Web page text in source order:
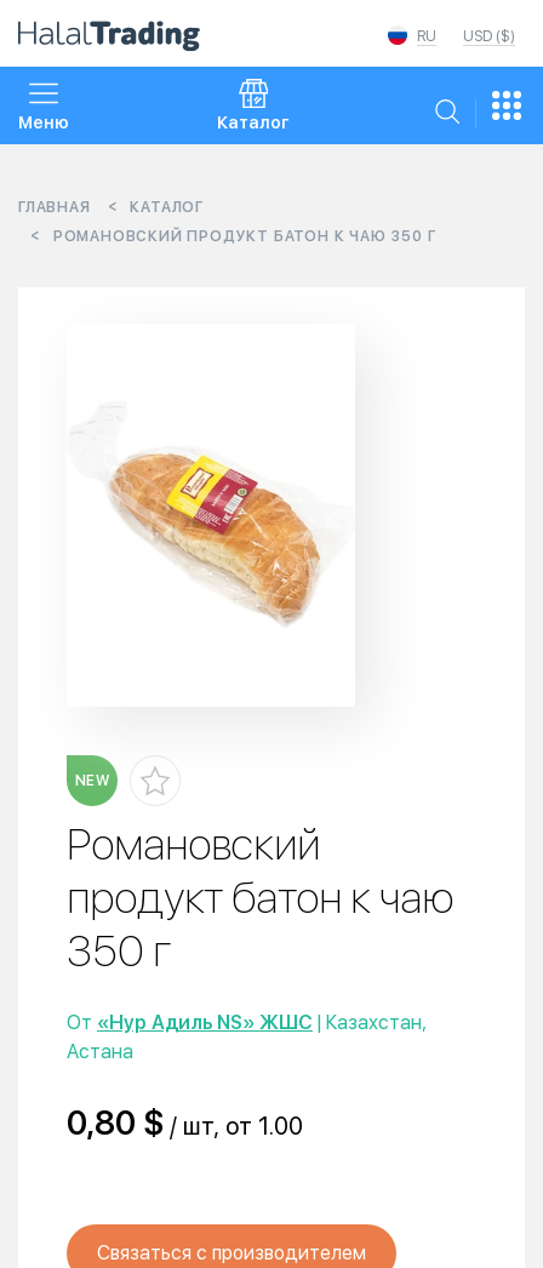
USD ($)
RU
Меню Каталог
ГЛАВНАЯ
КАТАЛОГ
РОМАНОВСКИЙ ПРОДУКТ БАТОН К ЧАЮ 350 Г
NEW
Романовский
продукт батон к чаю
350 г
От «Нур Адиль NS» ЖШС | Казахстан,
Астана
0,80 $ / шт, от 1.00
Связаться с производителем